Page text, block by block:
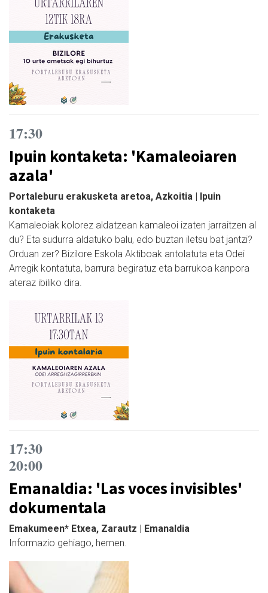
17:30
Ipuin kontaketa: 'Kamaleoiaren
azala'
Portaleburu erakusketa aretoa, Azkoitia | Ipuin
kontaketa
Kamaleoiak kolorez aldatzean kamaleoi izaten jarraitzen al
du? Eta sudurra aldatuko balu, edo buztan iletsu bat jantzi?
Orduan zer? Bizilore Eskola Aktiboak antolatuta eta Odei
Arregik kontatuta, barrura begiratuz eta barrukoa kanpora
ateraz ibiliko dira.
17:30
20:00
Emanaldia: 'Las voces invisibles'
dokumentala
Emakumeen* Etxea, Zarautz | Emanaldia
Informazio gehiago, hemen.